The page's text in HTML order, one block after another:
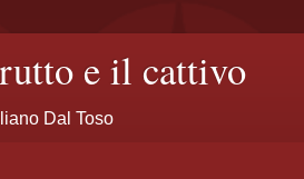
e il cattivo
Dal Toso